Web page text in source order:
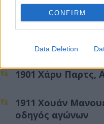
CONFIRM
Data Deletion
1883 Βίκτορ
1888 Γκέριτ
αρχιτέκτονας
1901 Χάρυ Παρτς,
1911 Χουάν
οδηγός αγώνων